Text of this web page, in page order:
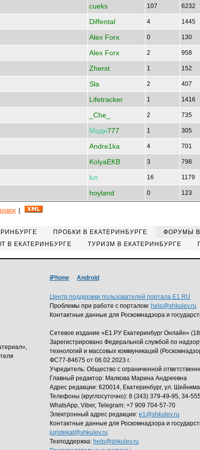
cueks 107 6232
Diffental 4 1445
Alex Forx 0 130
Alex Forx 2 958
Zherst 1 152
Sla 2 407
Lifetracker 1 1416
_Che_ 2 735
Моди777 1 305
Andre1ka 4 701
KolyaEKB 3 798
Ьл 16 1179
hoyland 0 123
ПРОБКИ В ЕКАТЕРИНБУРГЕ ФОРУМЫ В
В ЕКАТЕРИНБУРГЕ ТУРИЗМ В ЕКАТЕРИНБУРГЕ
iPhone Android
Центр поддержки пользователей портала E1.RU
Проблемы при работе с порталом: help@shkulev.ru
Контактные данные для Роскомнадзора и
Сетевое издание «Е1.РУ Екатеринбург Онлайн»
Зарегистрировано Федеральной службой по
технологий и массовых коммуникаций
ФС77-84675 от 06.02.2023 г.
Учредитель: Общество с ограниченной
Главный редактор: Малкова Марина Андреевна
Адрес редакции: 620014, Екатеринбург, ул.
Телефоны (круглосуточно): 8 (343) 379-49-95, 34-
WhatsApp, Viber, Telegram: +7 909 704-57-70
Электронный адрес редакции: e1@shkulev.ru
Контактные данные для Роскомнадзора и
juristekat@shkulev.ru
Техподдержка: help@shkulev.ru